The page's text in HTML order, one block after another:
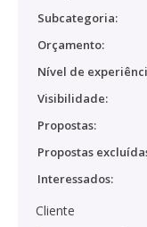
Subcategoria:
Orçamento:
Nível de
Visibilidade:
Propostas:
Propostas
Interessados:
Cliente